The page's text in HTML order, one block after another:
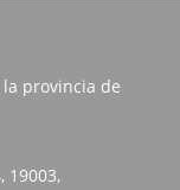
provincia de
19003,